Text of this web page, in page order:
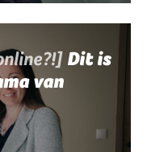
Dit is
van